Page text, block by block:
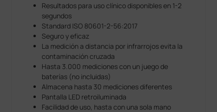
Resultados para uso clínico disponibles en 1-2
segundos
Standard ISO 80601-2-56:2017
Seguro y eficaz
La medición a distancia por infrarrojos evita la
contaminación cruzada
Hasta 3.000 mediciones con un juego de
baterías (no incluidas)
Almacena hasta 30 mediciones diferentes
Pantalla LED retroiluminada
Facilidad de uso, hasta con una sola mano